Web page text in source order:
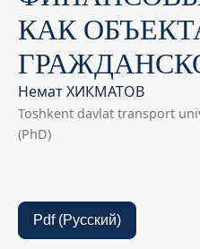
КАК
Немат ХИКМАТОВ
Toshkent davlat transport
(PhD)
Pdf (Русский)